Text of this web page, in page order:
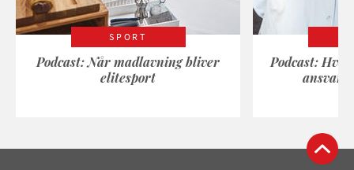
SPORT
Podcast: Når madlavning bliver
elitesport
Podcast: